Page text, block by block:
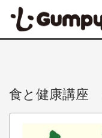
コ
食と健康講座